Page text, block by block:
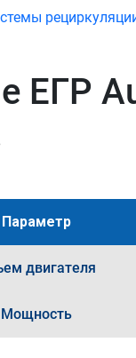
ЕГР
Параметр
двигателя
Мощность